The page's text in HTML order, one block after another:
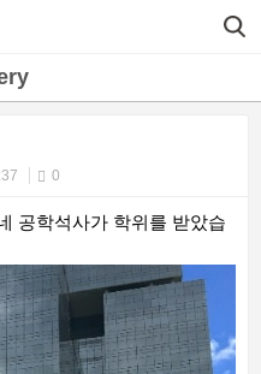
0
공학석사가 학위를 받았습